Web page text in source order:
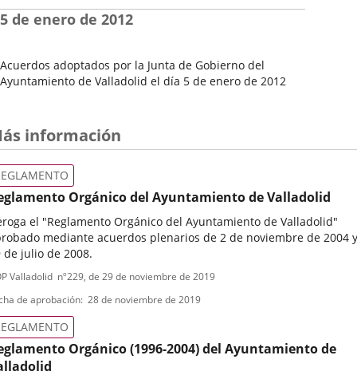
del
Pleno
Acuerdos adoptados por la Junta de Gobierno del
Ayuntamiento de Valladolid el día 5 de enero de 2012
Pleno
5 de enero de 2012
información
Orgánico del Ayuntamiento de Valladolid
el "Reglamento Orgánico del Ayuntamiento de Valladolid"
mediante acuerdos plenarios de 2 de noviembre de 2004 y
de julio de 2008.
Valladolid nº229, de 29 de noviembre de 2019
de aprobación 28 de noviembre de 2019
Orgánico (1996-2004) del Ayuntamiento de